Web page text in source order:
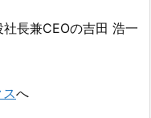
長兼CEOの吉田 浩一
へ